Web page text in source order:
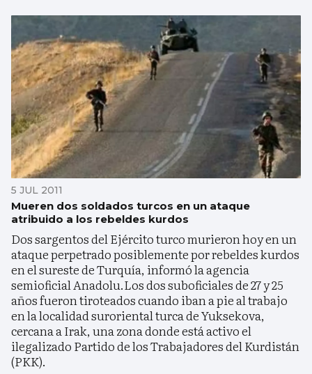
5 JUL 2011
Mueren dos soldados turcos en un ataque
atribuido a los rebeldes kurdos
Dos sargentos del Ejército turco murieron hoy en un
ataque perpetrado posiblemente por rebeldes kurdos
en el sureste de Turquía, informó la agencia
semioficial Anadolu.Los dos suboficiales de 27 y 25
años fueron tiroteados cuando iban a pie al trabajo
en la localidad suroriental turca de Yuksekova,
cercana a Irak, una zona donde está activo el
ilegalizado Partido de los Trabajadores del Kurdistán
(PKK).